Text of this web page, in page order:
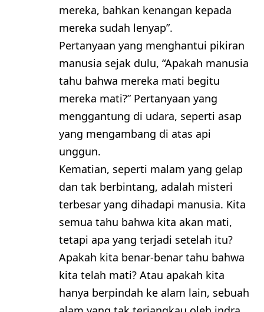
mereka, bahkan kenangan kepada
mereka sudah lenyap”.
Pertanyaan yang menghantui pikiran
manusia sejak dulu, “Apakah manusia
tahu bahwa mereka mati begitu
mereka mati?” Pertanyaan yang
menggantung di udara, seperti asap
yang mengambang di atas api
unggun.
Kematian, seperti malam yang gelap
dan tak berbintang, adalah misteri
terbesar yang dihadapi manusia. Kita
semua tahu bahwa kita akan mati,
tetapi apa yang terjadi setelah itu?
Apakah kita benar-benar tahu bahwa
kita telah mati? Atau apakah kita
hanya berpindah ke alam lain, sebuah